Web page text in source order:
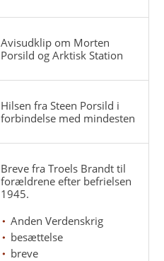
Avisudklip om Morten
Porsild og Arktisk Station
Hilsen fra Steen Porsild i
forbindelse med mindesten
Breve fra Troels Brandt til
forældrene efter befrielsen
1945.
Anden Verdenskrig
besættelse
breve